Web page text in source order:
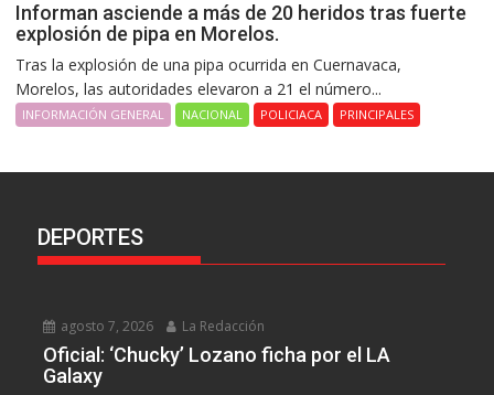
Informan asciende a más de 20 heridos tras fuerte
explosión de pipa en Morelos.
Tras la explosión de una pipa ocurrida en Cuernavaca,
Morelos, las autoridades elevaron a 21 el número...
INFORMACIÓN GENERAL NACIONAL POLICIACA PRINCIPALES
DEPORTES
agosto 7, 2026 La Redacción
Oficial: ‘Chucky’ Lozano ficha por el LA
Galaxy